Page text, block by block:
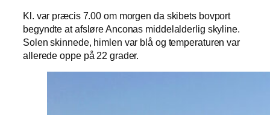
Kl. var præcis 7.00 om morgen da skibets bovport
begyndte at afsløre Anconas middelalderlig skyline.
Solen skinnede, himlen var blå og temperaturen var
allerede oppe på 22 grader.